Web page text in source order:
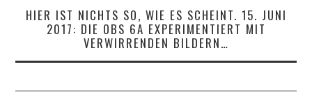
HIER IST NICHTS SO, WIE ES SCHEINT. 15. JUNI
2017: DIE OBS 6A EXPERIMENTIERT MIT
VERWIRRENDEN BILDERN…